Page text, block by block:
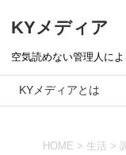
KYメディア
空気読めない管理人に
KYメディアとは
HOME > 生活 >